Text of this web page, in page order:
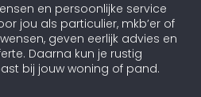
en persoonlijke service
jou als particulier, mkb’er of
geven eerlijk advies en
Daarna kun je rustig
bij jouw woning of pand.